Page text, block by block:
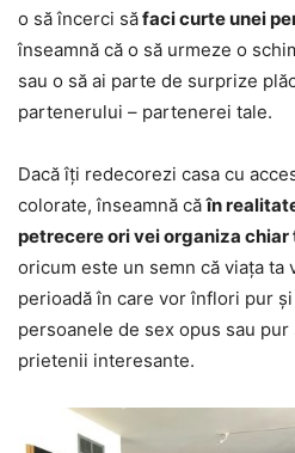
o să încerci săfaci curte unei
înseamnă că o să urmeze o
sau o să ai parte de surprize
partenerului – partenerei tale.
Dacă îți redecorezi casa cu
colorate, înseamnă căîn
petrecere ori vei organiza
oricum este un semn că viața ta
perioadă în care vor înflori pur
persoanele de sex opus sau
prietenii interesante.